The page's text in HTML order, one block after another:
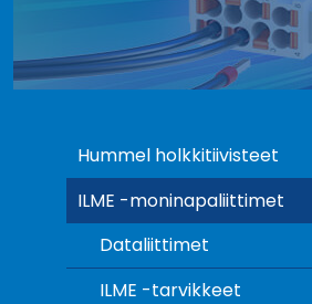
Hummel holkkitiivisteet
ILME -moninapaliittimet
Dataliittimet
ILME -tarvikkeet